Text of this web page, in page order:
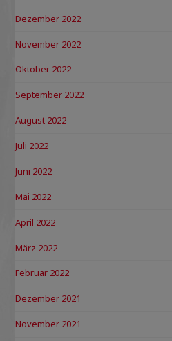
Dezember 2022
November 2022
Oktober 2022
September 2022
August 2022
Juli 2022
Juni 2022
Mai 2022
April 2022
März 2022
Februar 2022
Dezember 2021
November 2021